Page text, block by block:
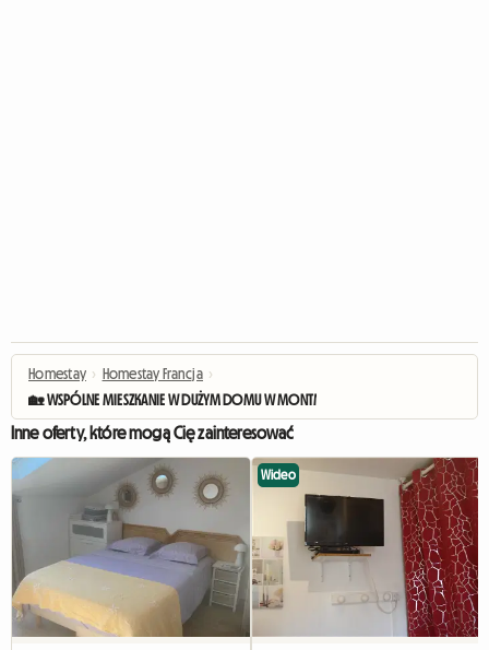
Homestay › Homestay Francja ›
🏡 WSPÓLNE MIESZKANIE W DUŻYM DOMU W MONTMORENCY (95) –
Inne oferty, które mogą Cię zainteresować
Wideo